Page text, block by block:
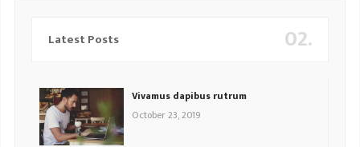
02.
Latest Posts
Vivamus dapibus rutrum
October 23, 2019